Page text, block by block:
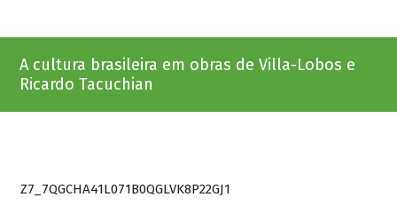
A cultura brasileira em obras de Villa-Lobos e
Ricardo Tacuchian
Z7_7QGCHA41L071B0QGLVK8P22GJ1